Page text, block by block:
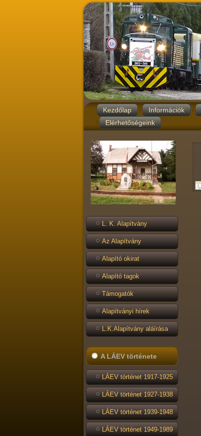
Kezdőlap Információk
Elérhetőségeink
L. K. Alapítvány
Az Alapítvány
Alapító okirat
Alapító tagok
Támogatók
Alapítványi hírek
L.K.Alapítvány aláírása
A LÁEV története
LÁEV történet 1917-1925
LÁEV történet 1927-1938
LÁEV történet 1939-1948
LÁEV történet 1949-1989